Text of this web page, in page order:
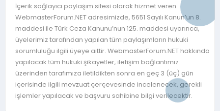
İçerik sağlayıcı paylaşım sitesi olarak hizmet veren
WebmasterForum.NET adresimizde, 5651 Sayılı Kanun’un 8.
maddesi ile Türk Ceza Kanunu’nun 125. maddesi uyarınca,
üyelerimiz tarafından yapılan tüm paylaşımların hukuki
sorumluluğu ilgili üyeye aittir. WebmasterForum.NET hakkında
yapılacak tüm hukuki şikayetler, iletişim bağlantımız
üzerinden tarafımıza iletildikten sonra en geç 3 (üç) gün
içerisinde ilgili mevzuat çerçevesinde incelenecek, gerekli
işlemler yapılacak ve başvuru sahibine bilgi verilecektir.